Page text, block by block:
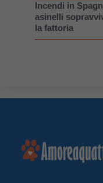
Incendi in
asinelli
la fattoria